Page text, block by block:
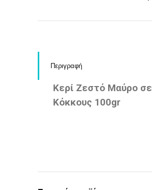
Περιγραφή
Κερί Ζεστό Μαύρο σε
Κόκκους 100gr